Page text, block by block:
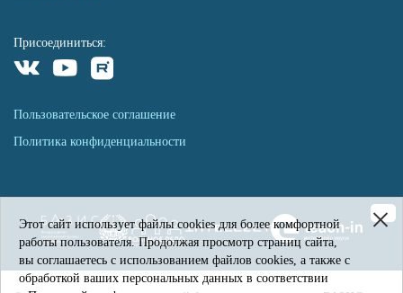
Этот сайт использует файлы cookies для более комфортной
работы пользователя. Продолжая просмотр страниц сайта,
вы соглашаетесь с использованием файлов cookies, а также с
обработкой ваших персональных данных в соответствии
Присоединиться:
Пользовательское соглашение
Политика конфиденциальности